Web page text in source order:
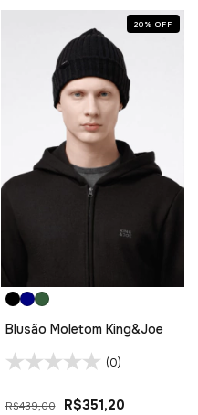
20 % OFF
Blusão Moletom King&Joe
(0)
R$439,00 R$351,20